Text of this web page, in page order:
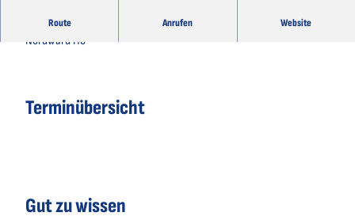
Route Anrufen Website
Küstenrock auf Zeitreise. Von der Reeperbahn bis Hawaii mit
Nordward Ho
Terminübersicht
Gut zu wissen